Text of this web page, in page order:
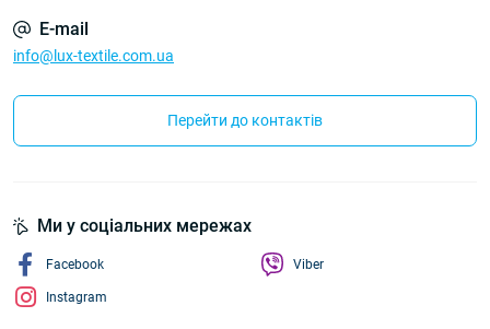
E-mail
info@lux-textile.com.ua
Перейти до контактів
Ми у соціальних мережах
Facebook
Instagram
Viber